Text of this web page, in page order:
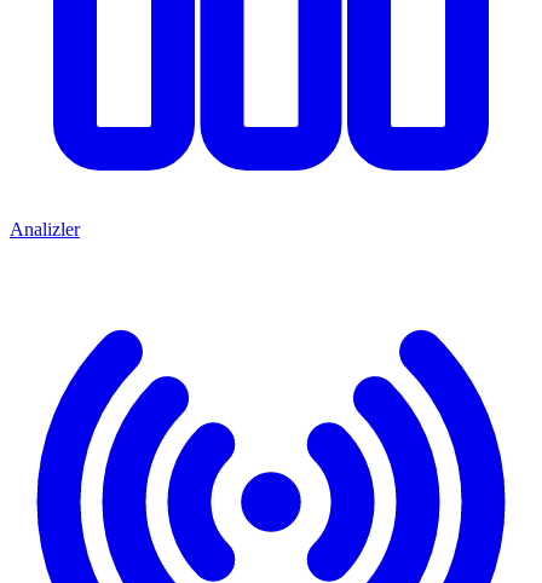
Analizler